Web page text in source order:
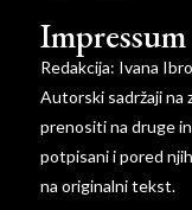
Impressum
Redakcija: Ivana
Autorski sadržaji na
prenositi na druge
potpisani i pored
na originalni tekst.